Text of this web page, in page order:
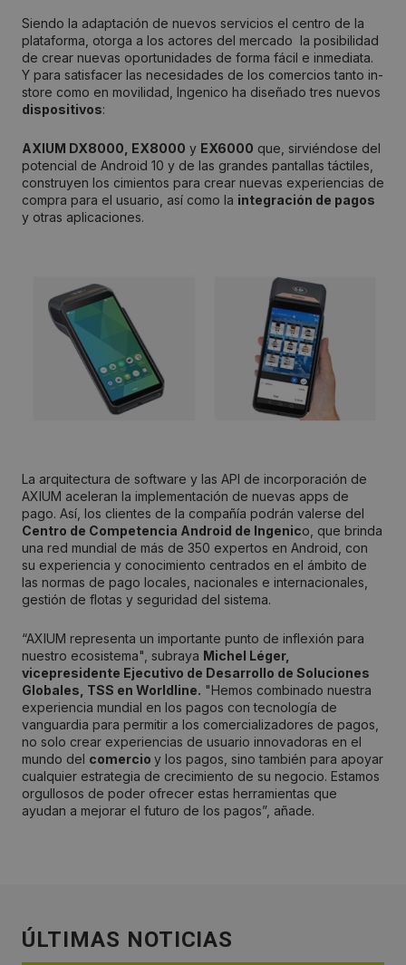
Siendo la adaptación de nuevos servicios el centro de la
plataforma, otorga a los actores del mercado la posibilidad
de crear nuevas oportunidades de forma fácil e inmediata.
Y para satisfacer las necesidades de los comercios tanto in-
store como en movilidad, Ingenico ha diseñado tres nuevos
dispositivos:
AXIUM DX8000, EX8000 y EX6000 que, sirviéndose del
potencial de Android 10 y de las grandes pantallas táctiles,
construyen los cimientos para crear nuevas experiencias de
compra para el usuario, así como la integración de pagos
y otras aplicaciones.
La arquitectura de software y las API de incorporación de
AXIUM aceleran la implementación de nuevas apps de
pago. Así, los clientes de la compañía podrán valerse del
Centro de Competencia Android de Ingenico, que brinda
una red mundial de más de 350 expertos en Android, con
su experiencia y conocimiento centrados en el ámbito de
las normas de pago locales, nacionales e internacionales,
gestión de flotas y seguridad del sistema.
“AXIUM representa un importante punto de inflexión para
nuestro ecosistema", subraya Michel Léger,
vicepresidente Ejecutivo de Desarrollo de Soluciones
Globales, TSS en Worldline. "Hemos combinado nuestra
experiencia mundial en los pagos con tecnología de
vanguardia para permitir a los comercializadores de pagos,
no solo crear experiencias de usuario innovadoras en el
mundo del comercio y los pagos, sino también para apoyar
cualquier estrategia de crecimiento de su negocio. Estamos
orgullosos de poder ofrecer estas herramientas que
ayudan a mejorar el futuro de los pagos”, añade.
ÚLTIMAS NOTICIAS